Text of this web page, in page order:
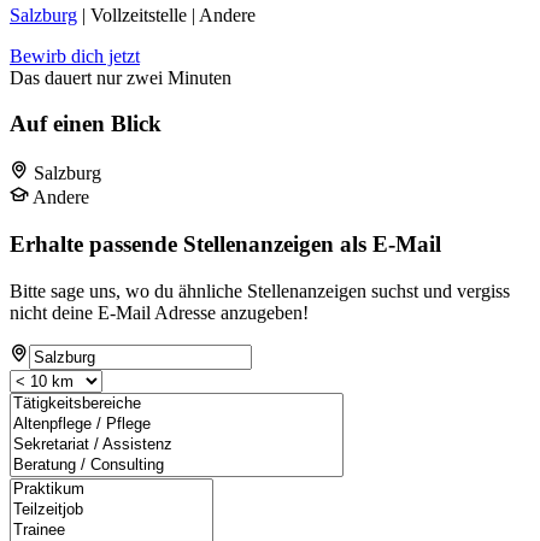
Salzburg | Vollzeitstelle | Andere
Bewirb dich jetzt
Das dauert nur zwei Minuten
Auf einen Blick
Salzburg
Andere
Erhalte passende Stellenanzeigen als E-Mail
Bitte sage uns, wo du ähnliche Stellenanzeigen suchst und vergiss
nicht deine E-Mail Adresse anzugeben!